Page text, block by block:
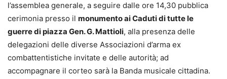
l’assemblea generale, a seguire dalle ore 14,30 pubblica
cerimonia presso il monumento ai Caduti di tutte le
guerre di piazza Gen. G. Mattioli, alla presenza delle
delegazioni delle diverse Associazioni d’arma ex
combattentistiche invitate e delle autorità; ad
accompagnare il corteo sarà la Banda musicale cittadina.